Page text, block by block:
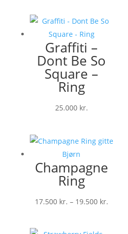
Graffiti –
Dont Be So
Square –
Ring
25.000 kr.
Champagne
Ring
17.500 kr. – 19.500 kr.